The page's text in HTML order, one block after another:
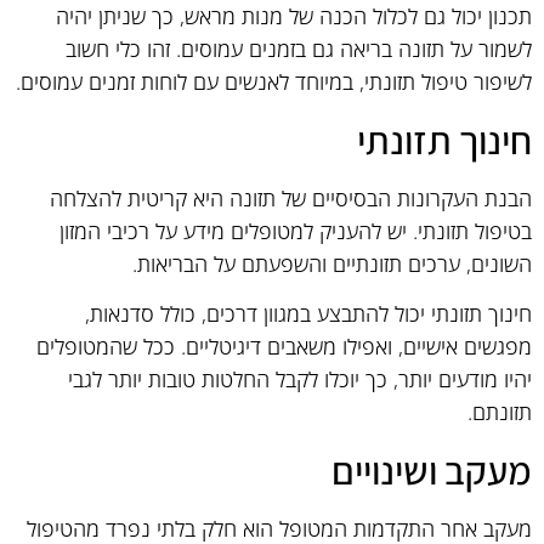
תכנון יכול גם לכלול הכנה של מנות מראש, כך שניתן יהיה
לשמור על תזונה בריאה גם בזמנים עמוסים. זהו כלי חשוב
לשיפור טיפול תזונתי, במיוחד לאנשים עם לוחות זמנים עמוסים.
חינוך תזונתי
הבנת העקרונות הבסיסיים של תזונה היא קריטית להצלחה
בטיפול תזונתי. יש להעניק למטופלים מידע על רכיבי המזון
השונים, ערכים תזונתיים והשפעתם על הבריאות.
חינוך תזונתי יכול להתבצע במגוון דרכים, כולל סדנאות,
מפגשים אישיים, ואפילו משאבים דיגיטליים. ככל שהמטופלים
יהיו מודעים יותר, כך יוכלו לקבל החלטות טובות יותר לגבי
תזונתם.
מעקב ושינויים
מעקב אחר התקדמות המטופל הוא חלק בלתי נפרד מהטיפול